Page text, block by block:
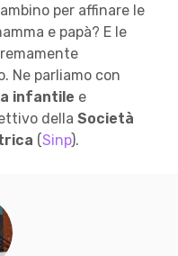
per affinare le
e papà? E le
Ne parliamo con
infantile e
della Società
(Sinp).